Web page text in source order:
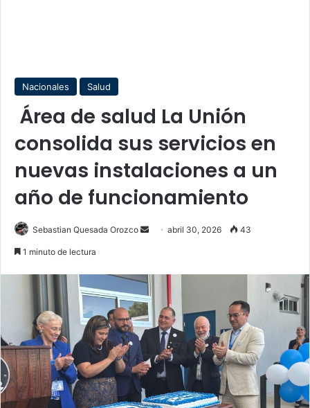
Nacionales Salud
Área de salud La Unión
consolida sus servicios en
nuevas instalaciones a un
año de funcionamiento
Sebastian Quesada Orozco
Sendabril 30, 2026 43
1 minuto de lectura